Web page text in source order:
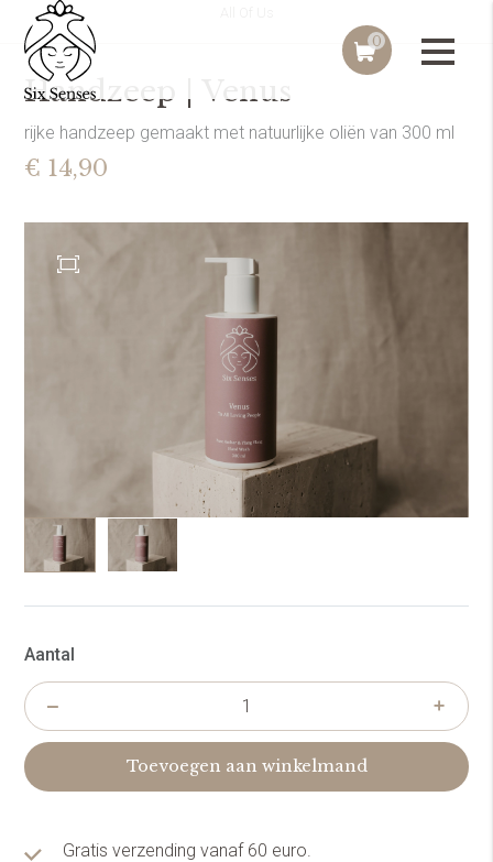
0
Handzeep | Venus
rijke handzeep gemaakt met natuurlijke oliën van 300 ml
€ 14,90
Aantal
Toevoegen aan winkelmand
Gratis verzending vanaf 60 euro.